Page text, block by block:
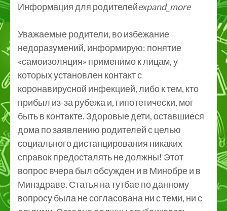
Информация для родителейexpand_more
Уважаемые родители, во избежание
недоразумений, информирую: понятие
«самоизоляция» применимо к лицам, у
которых установлен контакт с
коронавирусной инфекцией, либо к тем, кто
прибыл из-за рубежа и, гипотетически, мог
быть в контакте. Здоровые дети, оставшиеся
дома по заявлению родителей с целью
социального дистанцирования никаких
справок предосталять не должны! Этот
вопрос вчера был обсужден и в Минобре и в
Минздраве. Статья на тутбае по данному
вопросу была не согласована ни с теми, ни с